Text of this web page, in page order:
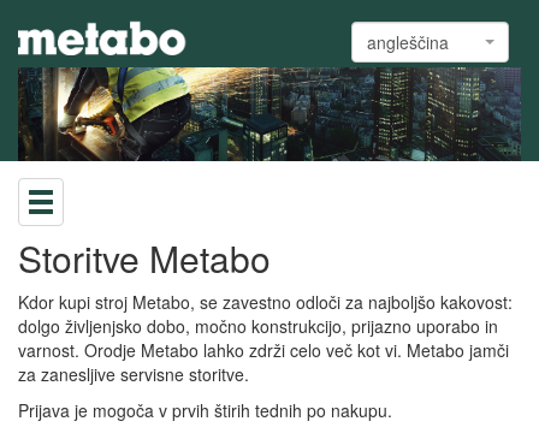
angleščina
Storitve Metabo
Kdor kupi stroj Metabo, se zavestno odloči za najboljšo kakovost:
dolgo življenjsko dobo, močno konstrukcijo, prijazno uporabo in
varnost. Orodje Metabo lahko zdrži celo več kot vi. Metabo jamči
za zanesljive servisne storitve.
Prijava je mogoča v prvih štirih tednih po nakupu.